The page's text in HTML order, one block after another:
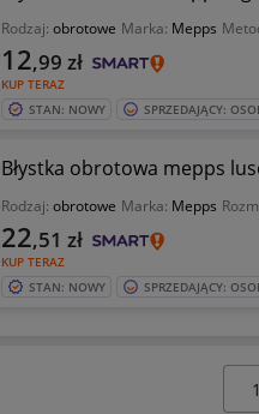
Rodzaj: obrotowe Marka: Mepps
KUP TERAZ
12,99 zł
STAN: NOWY SPRZEDAJĄCY:
Błystka obrotowa mepps
Rodzaj: obrotowe Marka: Mepps
KUP TERAZ
22,51 zł
STAN: NOWY SPRZEDAJĄCY: